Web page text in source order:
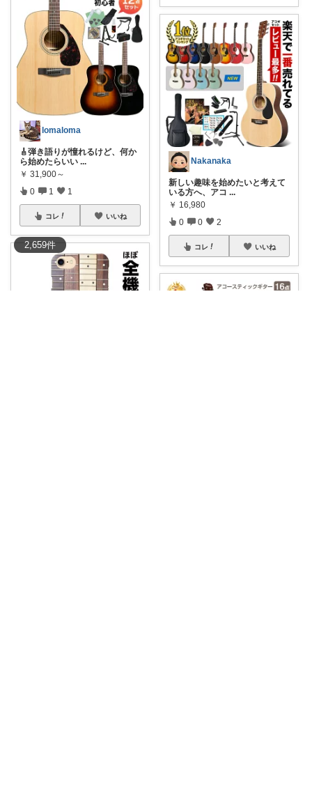
2,659件
lomaloma
🎸弾き語りが憧れるけど、何か
ら始めたらいい ...
￥ 31,900～
0 1 1
コレ いいね
Nakanaka
新しい趣味を始めたいと考えて
いる方へ、アコ ...
￥ 16,980
0 0 2
コレ いいね